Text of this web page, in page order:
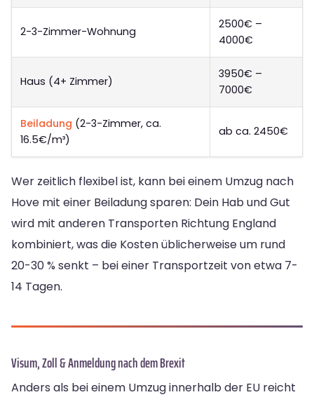
2-3-Zimmer-Wohnung
2500€ –
4000€
Haus (4+ Zimmer)
3950€ –
7000€
Beiladung (2-3-Zimmer, ca.
16.5€/m³)
ab ca. 2450€
Wer zeitlich flexibel ist, kann bei einem Umzug nach
Hove mit einer Beiladung sparen: Dein Hab und Gut
wird mit anderen Transporten Richtung England
kombiniert, was die Kosten üblicherweise um rund
20-30 % senkt – bei einer Transportzeit von etwa 7-
14 Tagen.
Visum, Zoll & Anmeldung nach dem Brexit
Anders als bei einem Umzug innerhalb der EU reicht